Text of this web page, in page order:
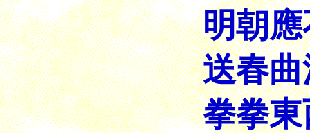
明朝
送春
拳拳